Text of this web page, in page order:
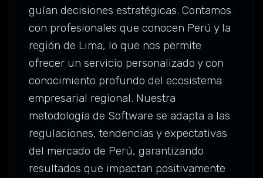
guían decisiones estratégicas. Contamos
con profesionales que conocen Perú y la
región de Lima, lo que nos permite
ofrecer un servicio personalizado y con
conocimiento profundo del ecosistema
empresarial regional. Nuestra
metodología de Software se adapta a las
regulaciones, tendencias y expectativas
del mercado de Perú, garantizando
resultados que impactan positivamente